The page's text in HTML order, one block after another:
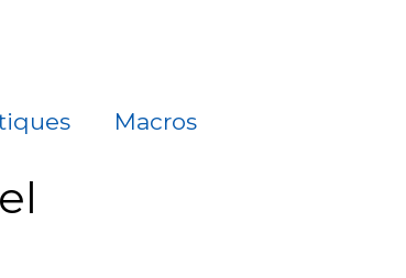
Macros